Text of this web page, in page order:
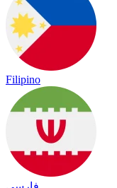
Filipino